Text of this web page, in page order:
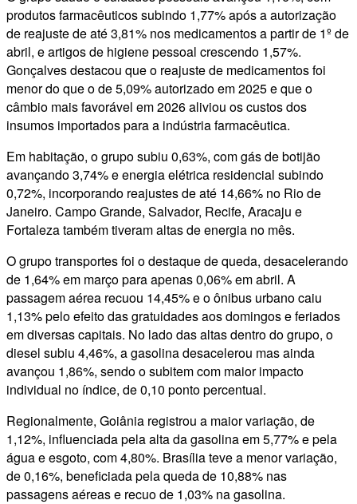
produtos farmacêuticos subindo 1,77% após a autorização
de reajuste de até 3,81% nos medicamentos a partir de 1º de
abril, e artigos de higiene pessoal crescendo 1,57%.
Gonçalves destacou que o reajuste de medicamentos foi
menor do que o de 5,09% autorizado em 2025 e que o
câmbio mais favorável em 2026 aliviou os custos dos
insumos importados para a indústria farmacêutica.
Em habitação, o grupo subiu 0,63%, com gás de botijão
avançando 3,74% e energia elétrica residencial subindo
0,72%, incorporando reajustes de até 14,66% no Rio de
Janeiro. Campo Grande, Salvador, Recife, Aracaju e
Fortaleza também tiveram altas de energia no mês.
O grupo transportes foi o destaque de queda, desacelerando
de 1,64% em março para apenas 0,06% em abril. A
passagem aérea recuou 14,45% e o ônibus urbano caiu
1,13% pelo efeito das gratuidades aos domingos e feriados
em diversas capitais. No lado das altas dentro do grupo, o
diesel subiu 4,46%, a gasolina desacelerou mas ainda
avançou 1,86%, sendo o subitem com maior impacto
individual no índice, de 0,10 ponto percentual.
Regionalmente, Goiânia registrou a maior variação, de
1,12%, influenciada pela alta da gasolina em 5,77% e pela
água e esgoto, com 4,80%. Brasília teve a menor variação,
de 0,16%, beneficiada pela queda de 10,88% nas
passagens aéreas e recuo de 1,03% na gasolina.